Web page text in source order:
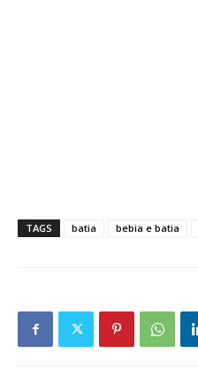
TAGS batia bebia e batia